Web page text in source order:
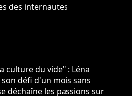
des internautes
culture du vide" : Léna
défi d'un mois sans
déchaîne les passions sur